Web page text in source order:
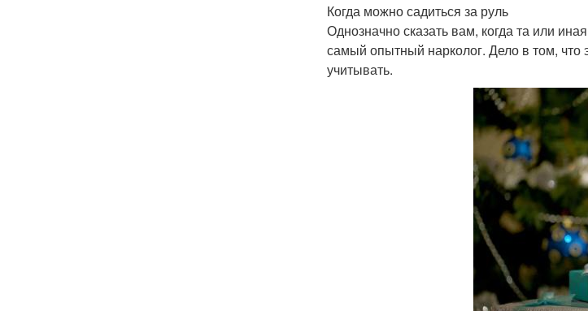
Когда можно садиться за руль
Однозначно сказать вам, когда та или
самый опытный нарколог. Дело в том, что
учитывать.